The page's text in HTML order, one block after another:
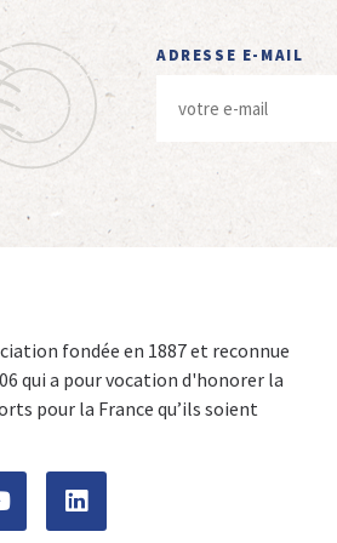
ADRESSE E-MAIL
fondée en 1887 et reconnue
qui a pour vocation d'honorer la
pour la France qu’ils soient